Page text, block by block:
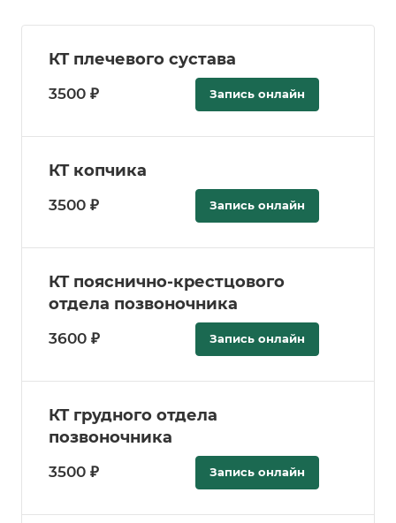
КТ плечевого сустава
3500 ₽ Запись онлайн
КТ копчика
3500 ₽ Запись онлайн
КТ пояснично-крестцового
отдела позвоночника
3600 ₽ Запись онлайн
КТ грудного отдела
позвоночника
3500 ₽ Запись онлайн